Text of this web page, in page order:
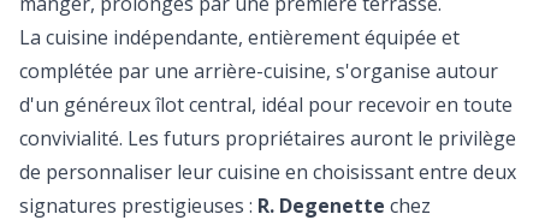
La cuisine indépendante, entièrement équipée et
complétée par une arrière-cuisine, s'organise autour
d'un généreux îlot central, idéal pour recevoir en toute
convivialité. Les futurs propriétaires auront le privilège
de personnaliser leur cuisine en choisissant entre deux
signatures prestigieuses : R. Degenette chez